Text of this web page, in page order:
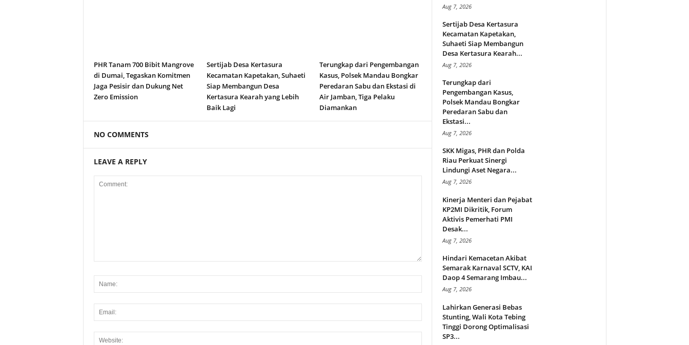
PHR Tanam 700 Bibit Mangrove
di Dumai, Tegaskan Komitmen
Jaga Pesisir dan Dukung Net
Zero Emission
Sertijab Desa Kertasura
Kecamatan Kapetakan, Suhaeti
Siap Membangun Desa
Kertasura Kearah yang Lebih
Baik Lagi
Terungkap dari Pengembangan
Kasus, Polsek Mandau Bongkar
Peredaran Sabu dan Ekstasi di
Air Jamban, Tiga Pelaku
Diamankan
NO COMMENTS
LEAVE A REPLY
Aug 7, 2026
Sertijab Desa Kertasura
Kecamatan Kapetakan,
Suhaeti Siap Membangun
Desa Kertasura Kearah...
Aug 7, 2026
Terungkap dari
Pengembangan Kasus,
Polsek Mandau Bongkar
Peredaran Sabu dan
Ekstasi...
Aug 7, 2026
SKK Migas, PHR dan Polda
Riau Perkuat Sinergi
Lindungi Aset Negara...
Aug 7, 2026
Kinerja Menteri dan Pejabat
KP2MI Dikritik, Forum
Aktivis Pemerhati PMI
Desak...
Aug 7, 2026
Hindari Kemacetan Akibat
Semarak Karnaval SCTV, KAI
Daop 4 Semarang Imbau...
Aug 7, 2026
Lahirkan Generasi Bebas
Stunting, Wali Kota Tebing
Tinggi Dorong Optimalisasi
SP3...